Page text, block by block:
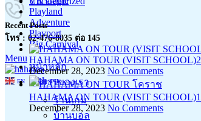
โทร : 02-476-8035 ต่อ 145
Menu
EN TH
Playland
Adventure
Playport
Big Carnival
หน้าหลัก
บริการของเรา
ร้านเกม
บ้านบอล
Recent Posts
HAHAMA ON TOUR (VISIT SCHOOL)2
December 28, 2023 No Comments
HAHAMA ON TOUR (VISIT SCHOOL)1
December 28, 2023 No Comments